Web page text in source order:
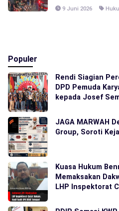
9 Juni 2026
Populer
Rendi Siagian
DPD Pemuda
kepada Josef
JAGA MARWAH
Group, Soroti
Kuasa Hukum
Memaksakan
LHP Inspektorat